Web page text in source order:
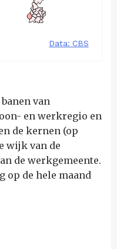
van
en werkregio en
de kernen (op
wijk van de
de werkgemeente.
op de hele maand